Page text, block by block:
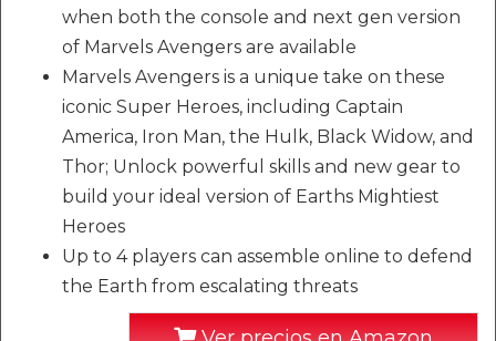
when both the console and next gen version
of Marvels Avengers are available
Marvels Avengers is a unique take on these
iconic Super Heroes, including Captain
America, Iron Man, the Hulk, Black Widow, and
Thor; Unlock powerful skills and new gear to
build your ideal version of Earths Mightiest
Heroes
Up to 4 players can assemble online to defend
the Earth from escalating threats